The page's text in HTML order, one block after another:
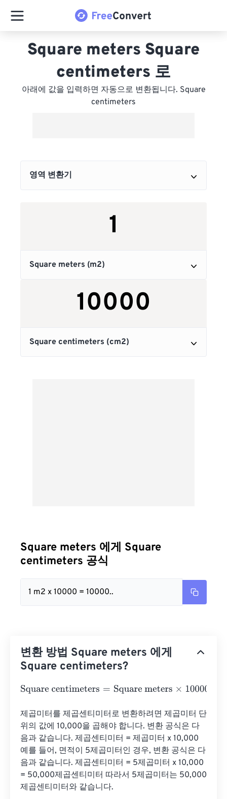
Square meters Square
centimeters 로
아래에 값을 입력하면 자동으로 변환됩니다. Square
centimeters
Square meters 에게 Square
centimeters 공식
1 m2 x 10000 = 10000..
변환 방법 Square meters 에게
Square centimeters?
Square centimeters=Square meters×10000
제곱미터를 제곱센티미터로 변환하려면 제곱미터 단
위의 값에 10,000을 곱해야 합니다. 변환 공식은 다
음과 같습니다. 제곱센티미터 = ​​제곱미터 x 10,000
예를 들어, 면적이 5제곱미터인 경우, 변환 공식은 다
음과 같습니다. 제곱센티미터 = ​​5제곱미터 x 10,000
= 50,000제곱센티미터 따라서 5제곱미터는 50,000
제곱센티미터와 같습니다.